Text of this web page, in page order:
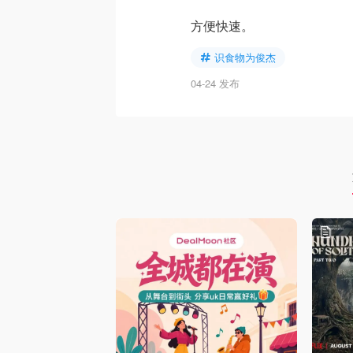
方便快速。
识食物为俊杰
04-24 发布